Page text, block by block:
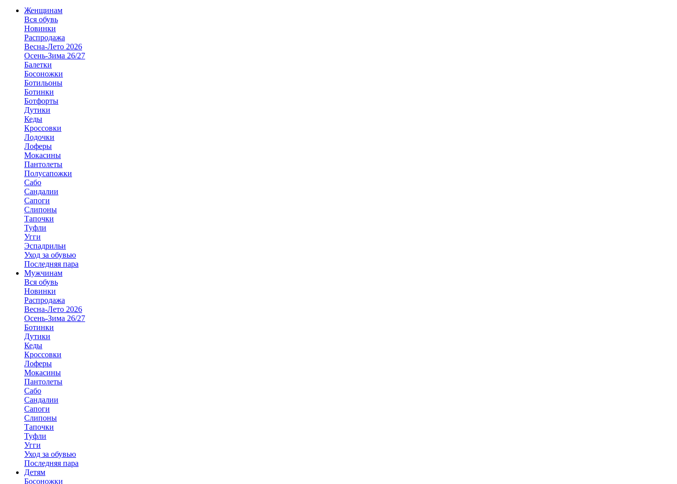
Женщинам
Вся обувь
Новинки
Распродажа
Весна-Лето 2026
Осень-Зима 26/27
Балетки
Босоножки
Ботильоны
Ботинки
Ботфорты
Дутики
Кеды
Кроссовки
Лодочки
Лоферы
Мокасины
Пантолеты
Полусапожки
Сабо
Сандалии
Сапоги
Слипоны
Тапочки
Туфли
Угги
Эспадрильи
Уход за обувью
Последняя пара
Мужчинам
Вся обувь
Новинки
Распродажа
Весна-Лето 2026
Осень-Зима 26/27
Ботинки
Дутики
Кеды
Кроссовки
Лоферы
Мокасины
Пантолеты
Сабо
Сандалии
Сапоги
Слипоны
Тапочки
Туфли
Угги
Уход за обувью
Последняя пара
Детям
Босоножки